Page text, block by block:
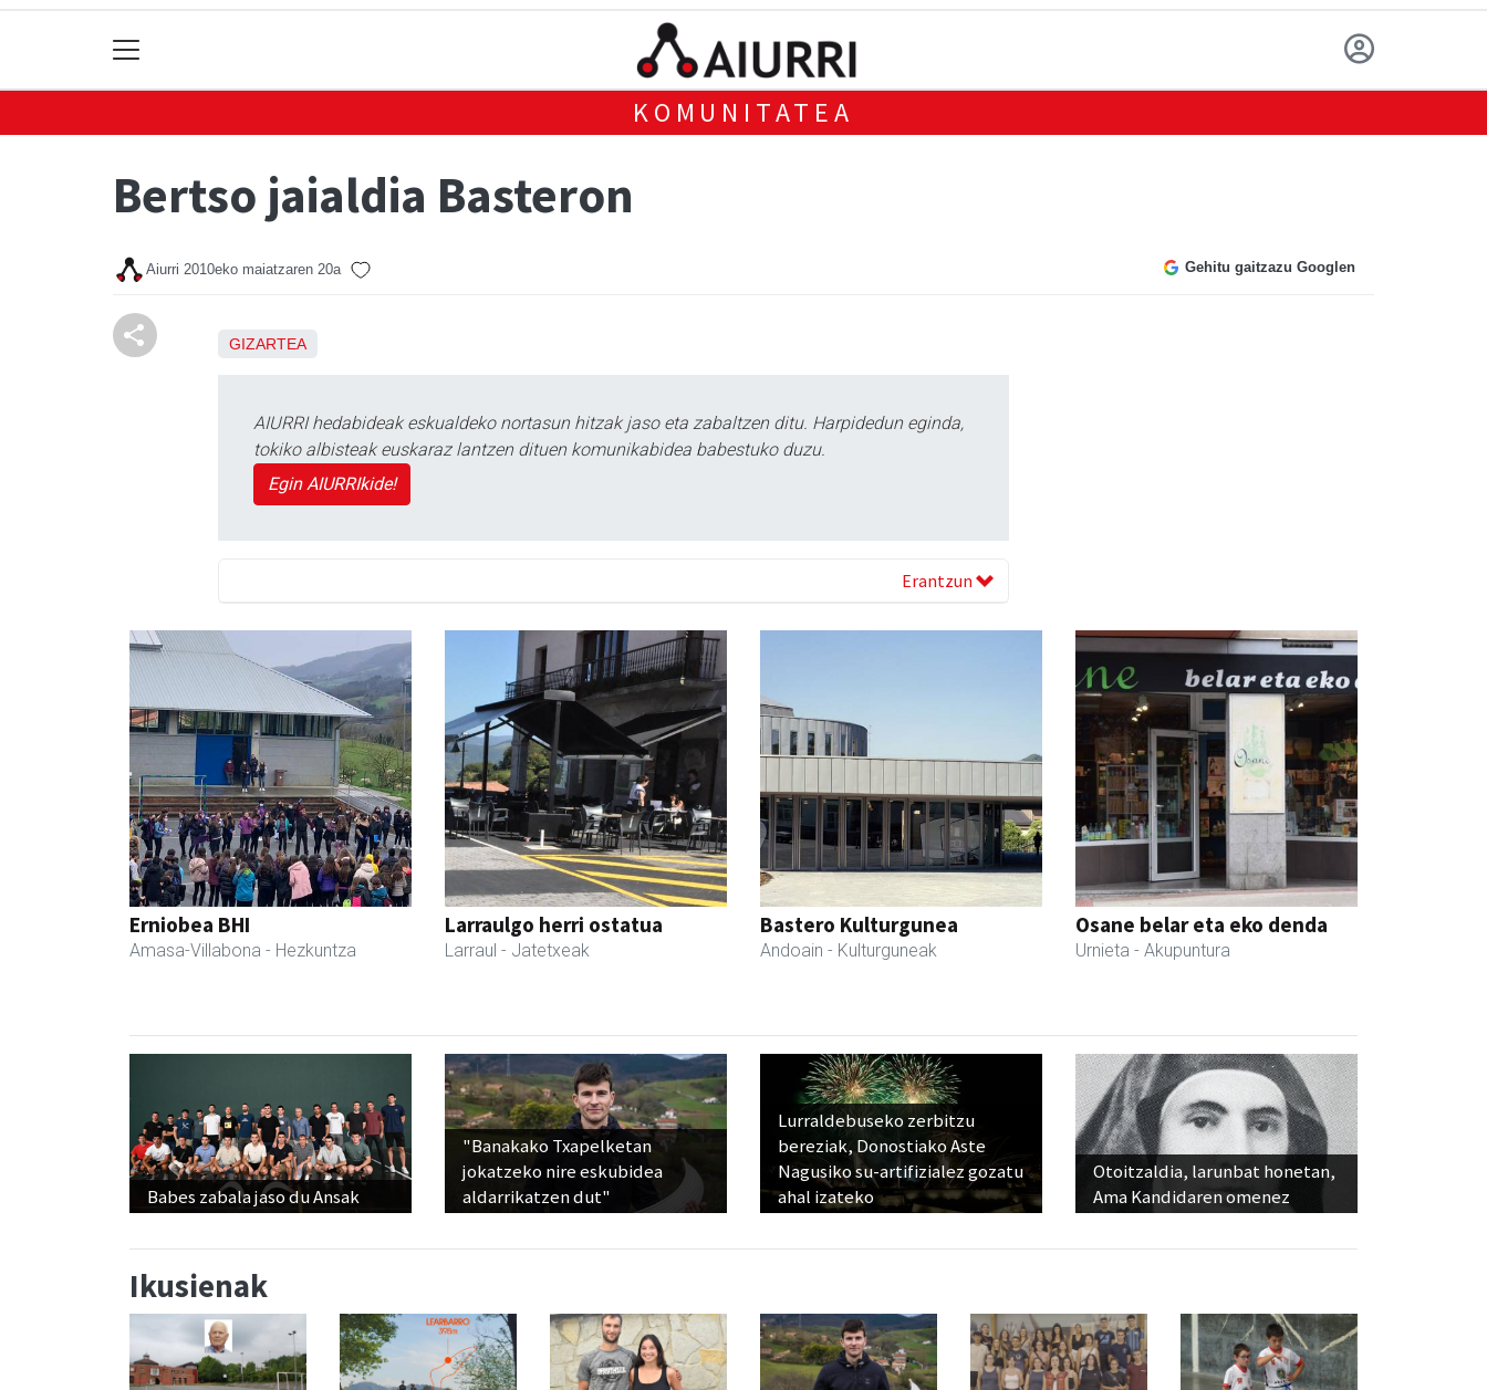
KOMUNITATEA
Bertso jaialdia Basteron
Aiurri 2010eko maiatzaren 20a Gehitu gaitzazu Googlen
GIZARTEA
AIURRI hedabideak eskualdeko nortasun hitzak jaso eta zabaltzen ditu. Harpidedun eginda,
tokiko albisteak euskaraz lantzen dituen komunikabidea babestuko duzu.
Egin AIURRIkide!
Erantzun
Erniobea BHI
Amasa-Villabona - Hezkuntza
Larraulgo herri ostatua
Larraul - Jatetxeak
Bastero Kulturgunea
Andoain - Kulturguneak
Osane belar eta eko denda
Urnieta - Akupuntura
Babes zabala jaso du Ansak
"Banakako Txapelketan
jokatzeko nire eskubidea
aldarrikatzen dut"
Lurraldebuseko zerbitzu
bereziak, Donostiako Aste
Nagusiko su-artifizialez gozatu
ahal izateko
Otoitzaldia, larunbat honetan,
Ama Kandidaren omenez
Ikusienak